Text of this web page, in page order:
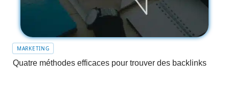
MARKETING
Quatre méthodes efficaces pour trouver des backlinks